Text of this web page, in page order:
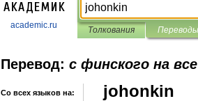
academic.ru Толкования Переводы
Перевод: с финского на
Со всех языков на: johonkin